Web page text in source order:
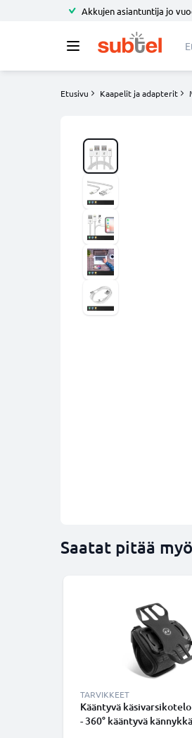
Akkujen asiantuntija jo
Etusivu Kaapelit ja adapterit
Saatat pitää
TARVIKKEET
Kääntyvä
- 360° kääntyvä